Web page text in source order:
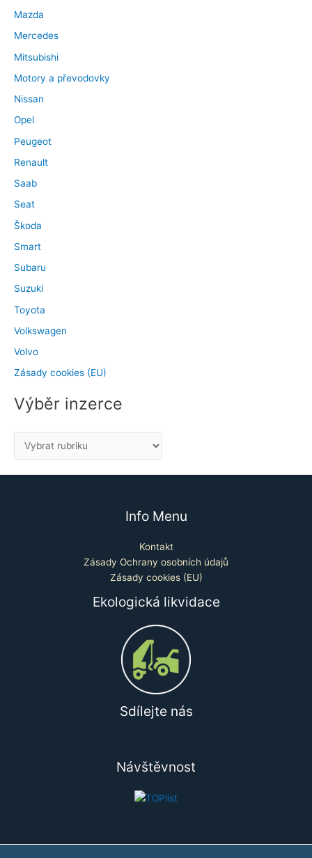
Mazda
Mercedes
Mitsubishi
Motory a převodovky
Nissan
Opel
Peugeot
Renault
Saab
Seat
Škoda
Smart
Subaru
Suzuki
Toyota
Volkswagen
Volvo
Zásady cookies (EU)
Výběr inzerce
Info Menu
Kontakt
Zásady Ochrany osobních údajů
Zásady cookies (EU)
Ekologická likvidace
Sdílejte nás
Návštěvnost